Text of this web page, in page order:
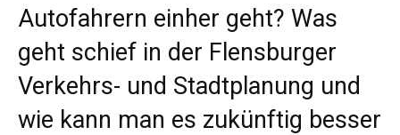
Autofahrern einher geht? Was
geht schief in der Flensburger
Verkehrs- und Stadtplanung und
wie kann man es zukünftig besser